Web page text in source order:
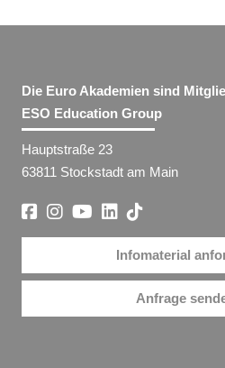
Die Euro Akademien sind
ESO Education Group
Hauptstraße 23
63811 Stockstadt am Main
Infomaterial
Anfrage